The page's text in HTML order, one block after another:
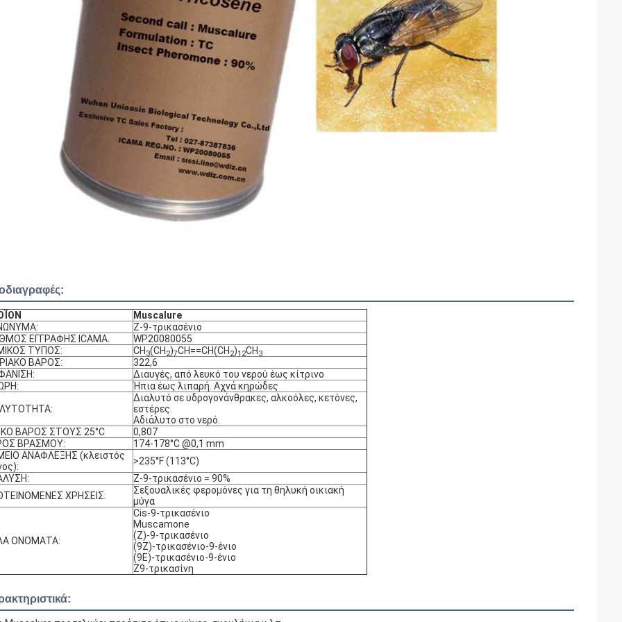
Muscalure
Z-9-τρικασένιο
ΕΓΓΡΑΦΗΣ ICAMA.
WP20080055
ΤΥΠΟΣ:
CH 3(CH 2)7CH==CH(CH 2)12CH 3
ΒΑΡΟΣ:
322,6
Διαυγές, από λευκό του νερού έως κίτρινο
Ήπια έως λιπαρή. Αχνά κηρώδες
Διαλυτό σε υδρογονάνθρακες, αλκοόλες, κετόνες,
εστέρες.
Αδιάλυτο στο νερό.
ΒΑΡΟΣ ΣΤΟΥΣ 25°C
0,807
ΒΡΑΣΜΟΥ:
174-178°C @0,1 mm
ΑΝΑΦΛΕΞΗΣ (κλειστός
>235°F (113°C)
Z-9-τρικασένιο = 90%
ΧΡΗΣΕΙΣ:
Σεξουαλικές φερομόνες για τη θηλυκή οικιακή
μύγα
ΟΝΟΜΑΤΑ:
Cis-9-τρικασένιο
Muscamone
(Z)-9-τρικασένιο
(9Z)-τρικασένιο-9-ένιο
(9E)-τρικασένιο-9-ένιο
Z9-τρικασίνη